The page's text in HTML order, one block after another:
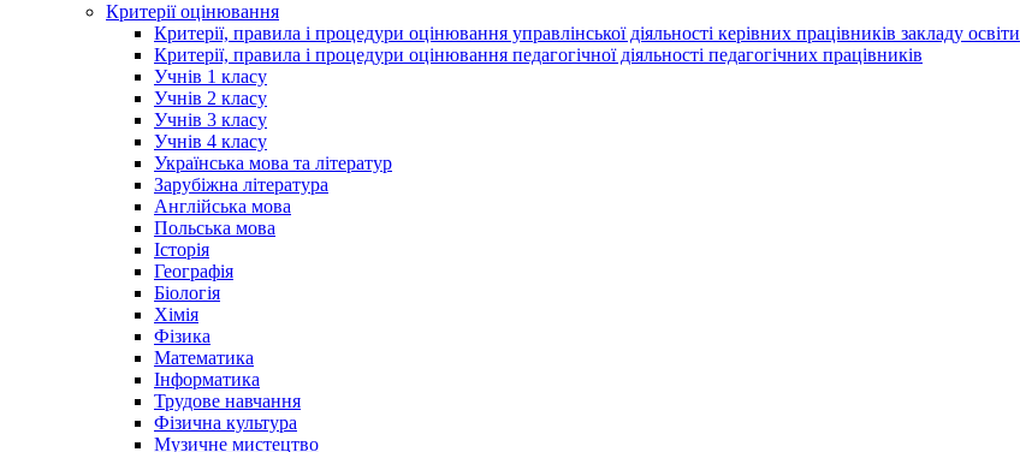
Критерії оцінювання
Критерії, правила і процедури оцінювання управлінської діяльності керівних працівників закладу освіти
Критерії, правила і процедури оцінювання педагогічної діяльності педагогічних працівників
Учнів 1 класу
Учнів 2 класу
Учнів 3 класу
Учнів 4 класу
Українська мова та літератур
Зарубіжна література
Англійська мова
Польська мова
Історія
Географія
Біологія
Хімія
Фізика
Математика
Інформатика
Трудове навчання
Фізична культура
Музичне мистецтво